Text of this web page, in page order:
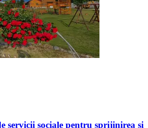
servicii sociale pentru sprijinirea și